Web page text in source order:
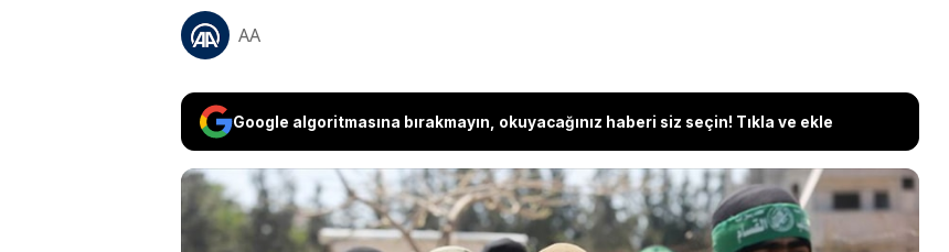
AA
Google algoritmasına bırakmayın, okuyacağınız haberi siz seçin! Tıkla ve ekle